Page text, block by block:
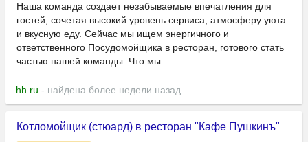
Наша команда создает незабываемые впечатления для
гостей, сочетая высокий уровень сервиса, атмосферу уюта
и вкусную еду. Сейчас мы ищем энергичного и
ответственного Посудомойщика в ресторан, готового стать
частью нашей команды. Что мы...
hh.ru - найдена более недели назад
Котломойщик (стюард) в ресторан "Кафе Пушкинъ"